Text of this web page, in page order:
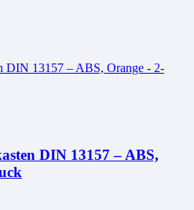
DIN 13157 – ABS,